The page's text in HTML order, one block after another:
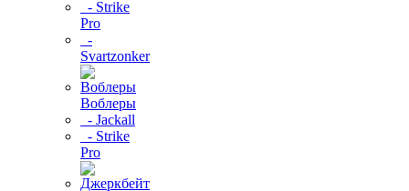
- Strike
Pro
-
Svartzonker
Воблеры
- Jackall
- Strike
Pro